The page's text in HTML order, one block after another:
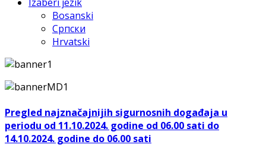
Bosanski
Српски
Hrvatski
Pregled najznačajnijih sigurnosnih događaja u
periodu od 11.10.2024. godine od 06.00 sati do
14.10.2024. godine do 06.00 sati